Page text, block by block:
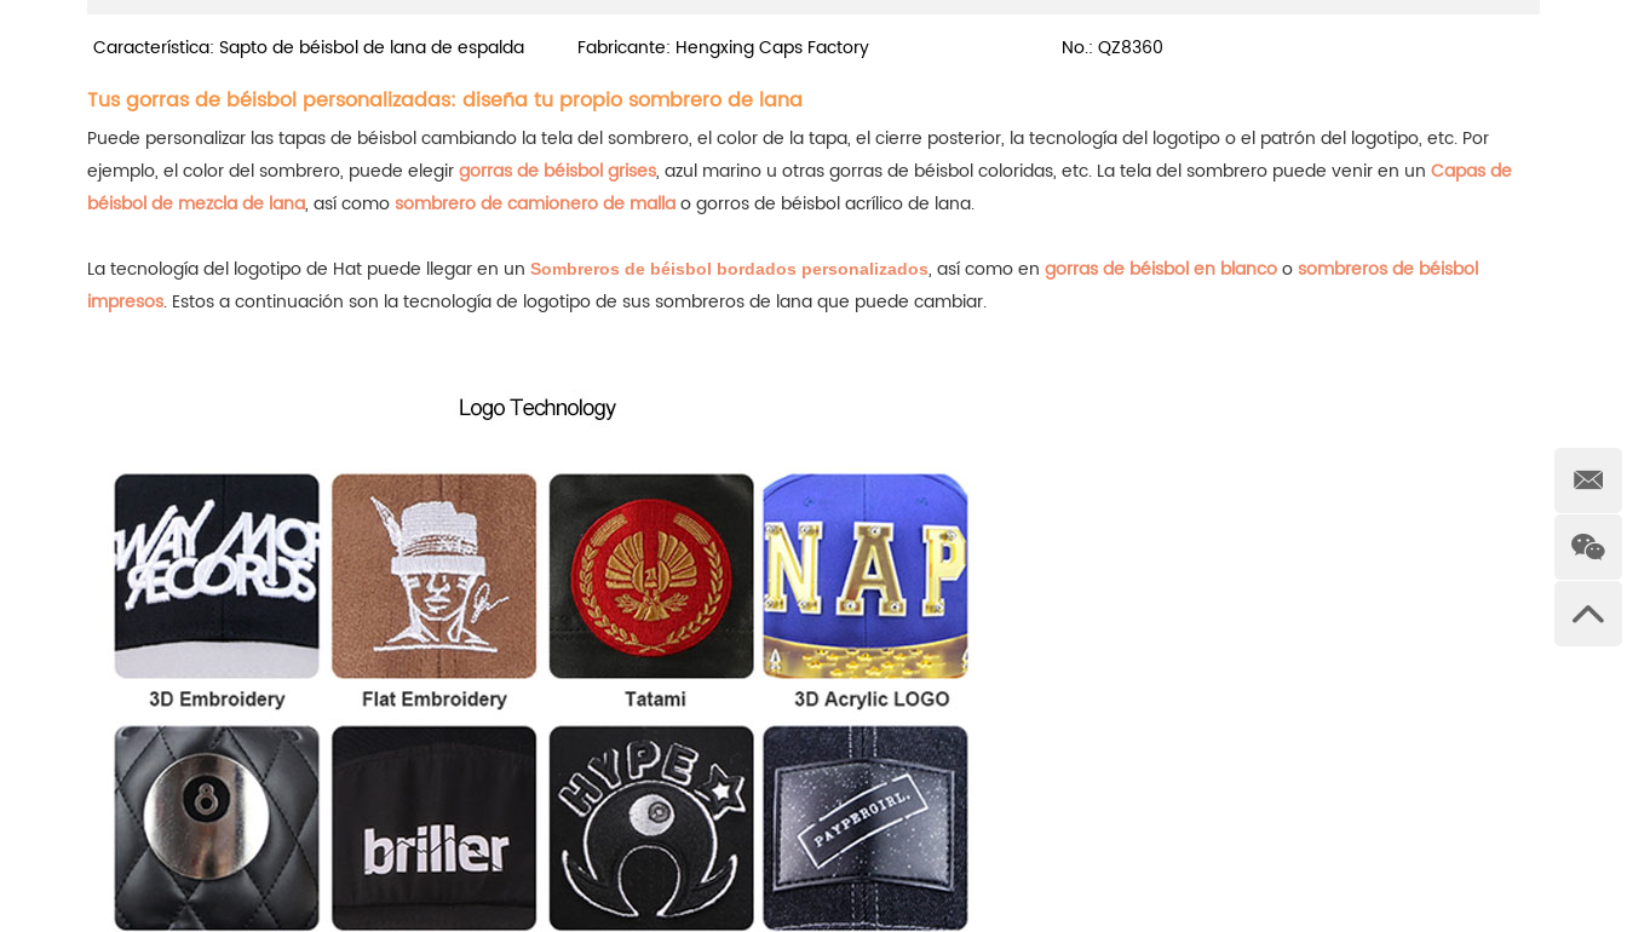
Característica: Sapto de béisbol de lana de espalda Fabricante: Hengxing Caps Factory No.: QZ8360
Tus gorras de béisbol personalizadas: diseña tu propio sombrero de lana
Puede personalizar las tapas de béisbol cambiando la tela del sombrero, el color de la tapa, el cierre posterior, la tecnología del logotipo o el patrón del logotipo, etc. Por
ejemplo, el color del sombrero, puede elegirgorras de béisbol grises, azul marino u otras gorras de béisbol coloridas, etc. La tela del sombrero puede venir en un Capas de
béisbol de mezcla de lana, así como sombrero de camionero de mallao gorros de béisbol acrílico de lana.
La tecnología del logotipo de Hat puede llegar en un Sombreros de béisbol bordados personalizados, así como en gorras de béisbol en blancoo sombreros de béisbol
impresos. Estos a continuación son la tecnología de logotipo de sus sombreros de lana que puede cambiar.